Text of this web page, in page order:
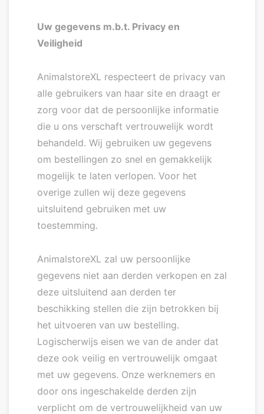
Uw gegevens m.b.t. Privacy en
Veiligheid
AnimalstoreXL respecteert de privacy van
alle gebruikers van haar site en draagt er
zorg voor dat de persoonlijke informatie
die u ons verschaft vertrouwelijk wordt
behandeld. Wij gebruiken uw gegevens
om bestellingen zo snel en gemakkelijk
mogelijk te laten verlopen. Voor het
overige zullen wij deze gegevens
uitsluitend gebruiken met uw
toestemming.
AnimalstoreXL zal uw persoonlijke
gegevens niet aan derden verkopen en zal
deze uitsluitend aan derden ter
beschikking stellen die zijn betrokken bij
het uitvoeren van uw bestelling.
Logischerwijs eisen we van de ander dat
deze ook veilig en vertrouwelijk omgaat
met uw gegevens. Onze werknemers en
door ons ingeschakelde derden zijn
verplicht om de vertrouwelijkheid van uw